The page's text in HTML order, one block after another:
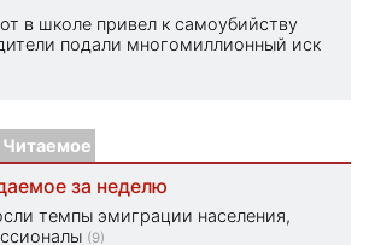
в школе привел к самоубийству
подали многомиллионный иск
Читаемое
за неделю
темпы эмиграции населения,
(9)